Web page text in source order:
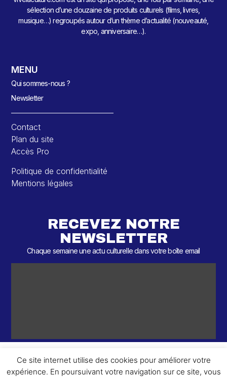
sélection d’une douzaine de produits culturels (films, livres,
musique…) regroupés autour d’un thème d’actualité (nouveauté,
expo, anniversaire…).
MENU
Qui sommes-nous ?
Newsletter
Contact
Plan du site
Accès Pro
Politique de confidentialité
Mentions légales
RECEVEZ NOTRE
NEWSLETTER
Chaque semaine une actu culturelle dans votre boîte email
Ce site internet utilise des cookies pour améliorer votre
expérience. En poursuivant votre navigation sur ce site, vous